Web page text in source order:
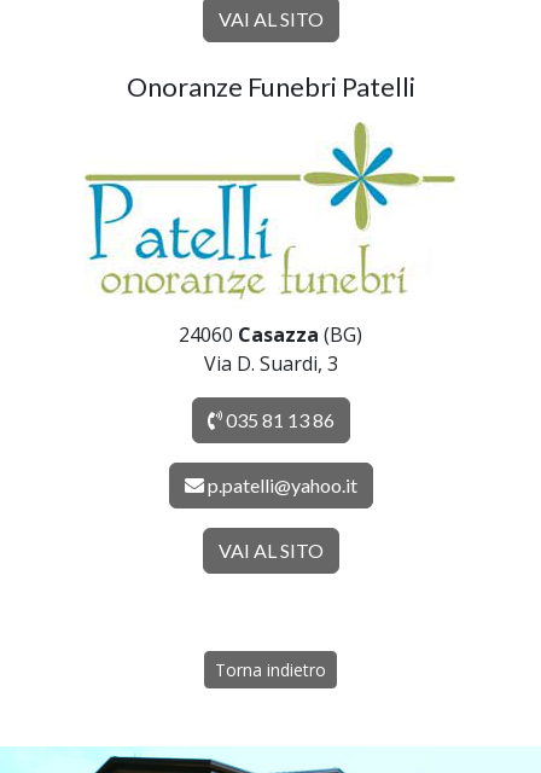
VAI AL SITO
Onoranze Funebri Patelli
24060 Casazza (BG)
Via D. Suardi, 3
035 81 13 86
p.patelli@yahoo.it
VAI AL SITO
Torna indietro